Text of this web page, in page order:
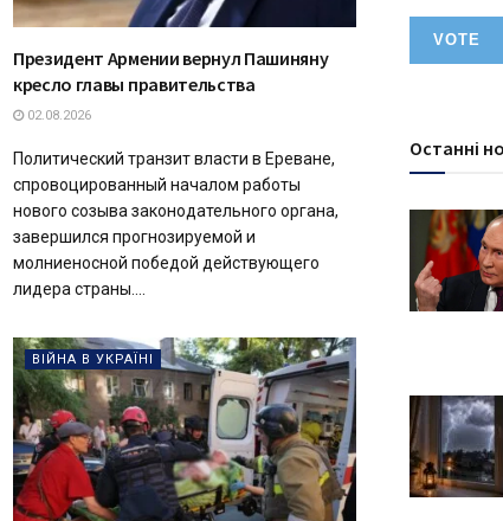
Президент Армении вернул Пашиняну
кресло главы правительства
02.08.2026
Политический транзит власти в Ереване,
спровоцированный началом работы
нового созыва законодательного органа,
завершился прогнозируемой и
молниеносной победой действующего
лидера страны....
ВІЙНА В УКРАЇНІ
Останні